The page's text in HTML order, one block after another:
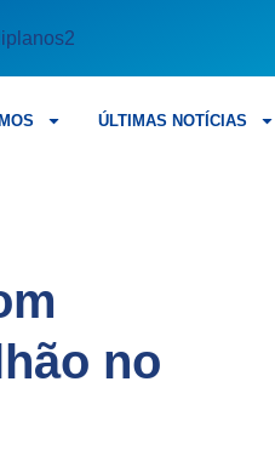
ÚLTIMAS NOTÍCIAS
no